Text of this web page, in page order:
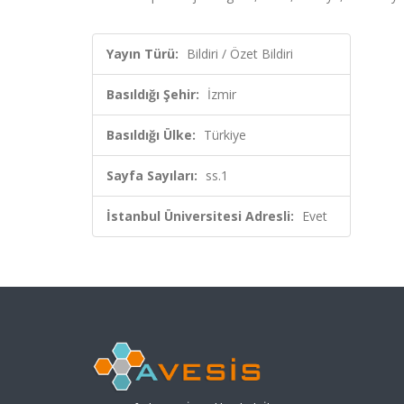
Yayın Türü: Bildiri / Özet Bildiri
Basıldığı Şehir: İzmir
Basıldığı Ülke: Türkiye
Sayfa Sayıları: ss.1
İstanbul Üniversitesi Adresli: Evet